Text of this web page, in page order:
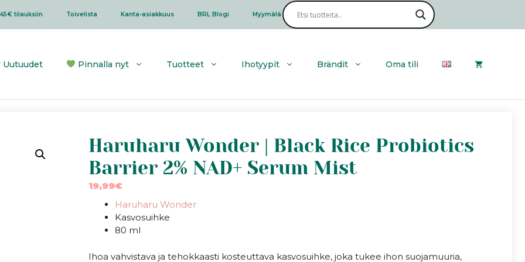
tilauksiin Toivelista Kanta-asiakkuus BRL Blogi Myymälä Haku
Uutuudet Pinnalla nyt Tuotteet Ihotyypit Brändit Oma tili
Haruharu Wonder | Black Rice Probiotics
Barrier 2% NAD+ Serum Mist
19,99€
Haruharu Wonder
Kasvosuihke
80 ml
Ihoa vahvistava ja tehokkaasti kosteuttava kasvosuihke, joka tukee ihon suojamuuria,